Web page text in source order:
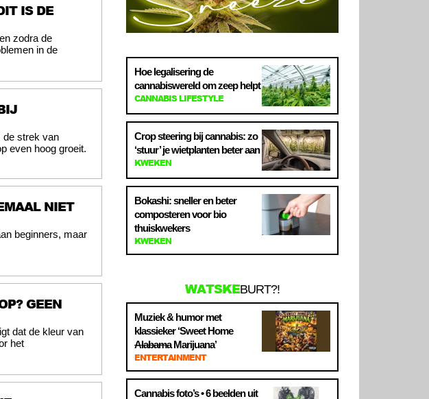
IS DE
zodra de
in de
de strek van
even hoog groeit.
NIET
beginners, maar
GEEN
dat de kleur van
het
Hoe legalisering de
cannabiswereld om zeep helpt
CANNABIS LIFESTYLE
Crop steering bij cannabis: zo
‘stuur’ je wietplanten beter aan
KWEKEN
Bokashi: sneller en beter
composteren voor bio
thuiskwekers
KWEKEN
WATSKEBURT?!
Muziek & humor met
klassieker ‘Sweet Home
AlabamaMarijuana’
ENTERTAINMENT
Cannabis foto’s • 6 beelden uit